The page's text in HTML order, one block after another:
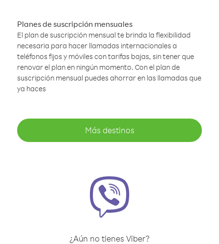
Planes de suscripción mensuales
El plan de suscripción mensual te brinda la flexibilidad
necesaria para hacer llamadas internacionales a
teléfonos fijos y móviles con tarifas bajas, sin tener que
renovar el plan en ningún momento. Con el plan de
suscripción mensual puedes ahorrar en las llamadas que
ya haces
Más destinos
¿Aún no tienes Viber?